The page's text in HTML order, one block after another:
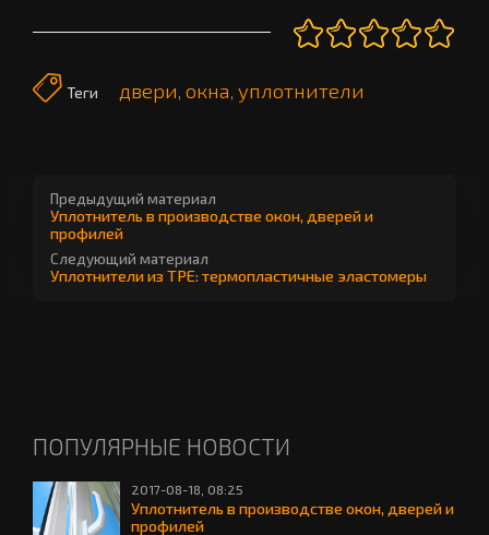
Теги двери, окна, уплотнители
Предыдущий материал
Уплотнитель в производстве окон, дверей и
профилей
Следующий материал
Уплотнители из TPE: термопластичные эластомеры
ПОПУЛЯРНЫЕ НОВОСТИ
2017-08-18, 08:25
Уплотнитель в производстве окон, дверей и
профилей